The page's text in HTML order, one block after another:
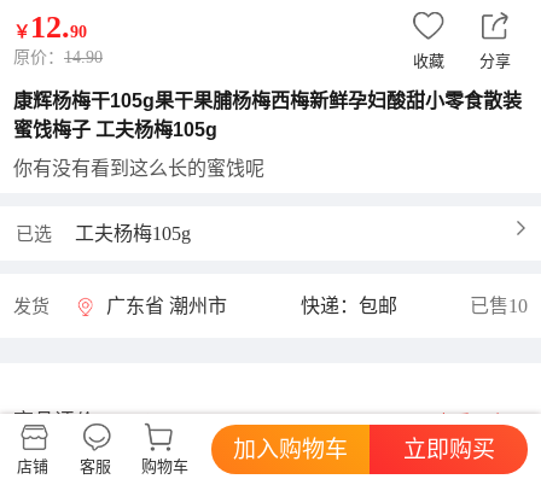
￥ 12.90
原价： 14.90 收藏 分享
康辉杨梅干105g果干果脯杨梅西梅新鲜孕妇酸甜小零食散装
蜜饯梅子 工夫杨梅105g
你有没有看到这么长的蜜饯呢
已选 工夫杨梅105g
发货 广东省 潮州市 快递：包邮 已售10
商品评价 好评率暂无 查看更多
店铺 客服 购物车
加入购物车 立即购买